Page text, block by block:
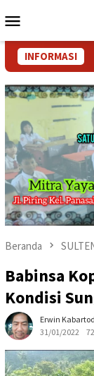
ke
Mobile
INFORMASI
Beranda
Babinsa
Kondisi
Erwin
31/01/2022